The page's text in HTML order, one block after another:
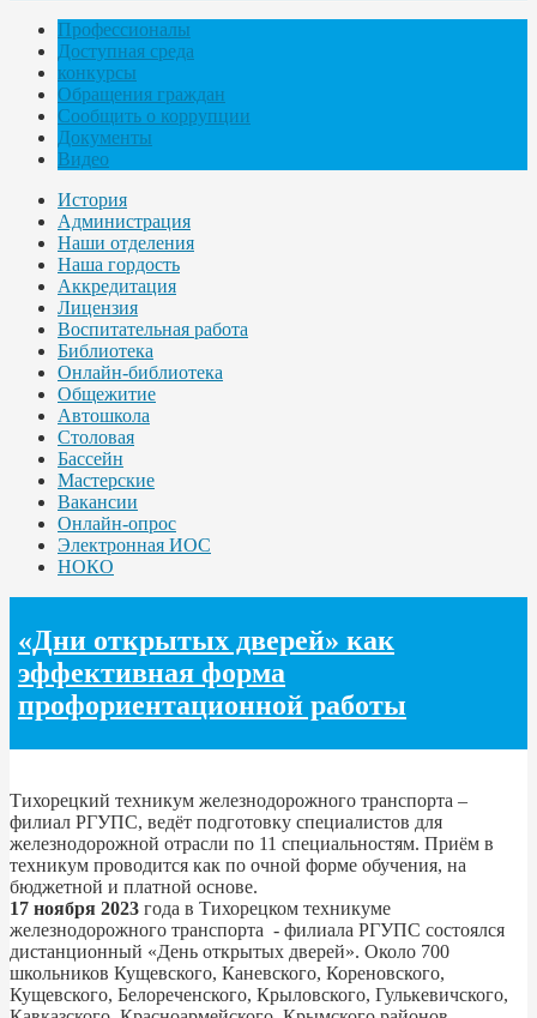
Профессионалы
Доступная среда
конкурсы
Обращения граждан
Сообщить о коррупции
Документы
Видео
История
Администрация
Наши отделения
Наша гордость
Аккредитация
Лицензия
Воспитательная работа
Библиотека
Онлайн-библиотека
Общежитие
Автошкола
Столовая
Бассейн
Мастерские
Вакансии
Онлайн-опрос
Электронная ИОС
НОКО
«Дни открытых дверей» как
эффективная форма
профориентационной работы
Тихорецкий техникум железнодорожного транспорта –
филиал РГУПС, ведёт подготовку специалистов для
железнодорожной отрасли по 11 специальностям. Приём в
техникум проводится как по очной форме обучения, на
бюджетной и платной основе.
17 ноября 2023 года в Тихорецком техникуме
железнодорожного транспорта - филиала РГУПС состоялся
дистанционный «День открытых дверей». Около 700
школьников Кущевского, Каневского, Кореновского,
Кущевского, Белореченского, Крыловского, Гулькевичского,